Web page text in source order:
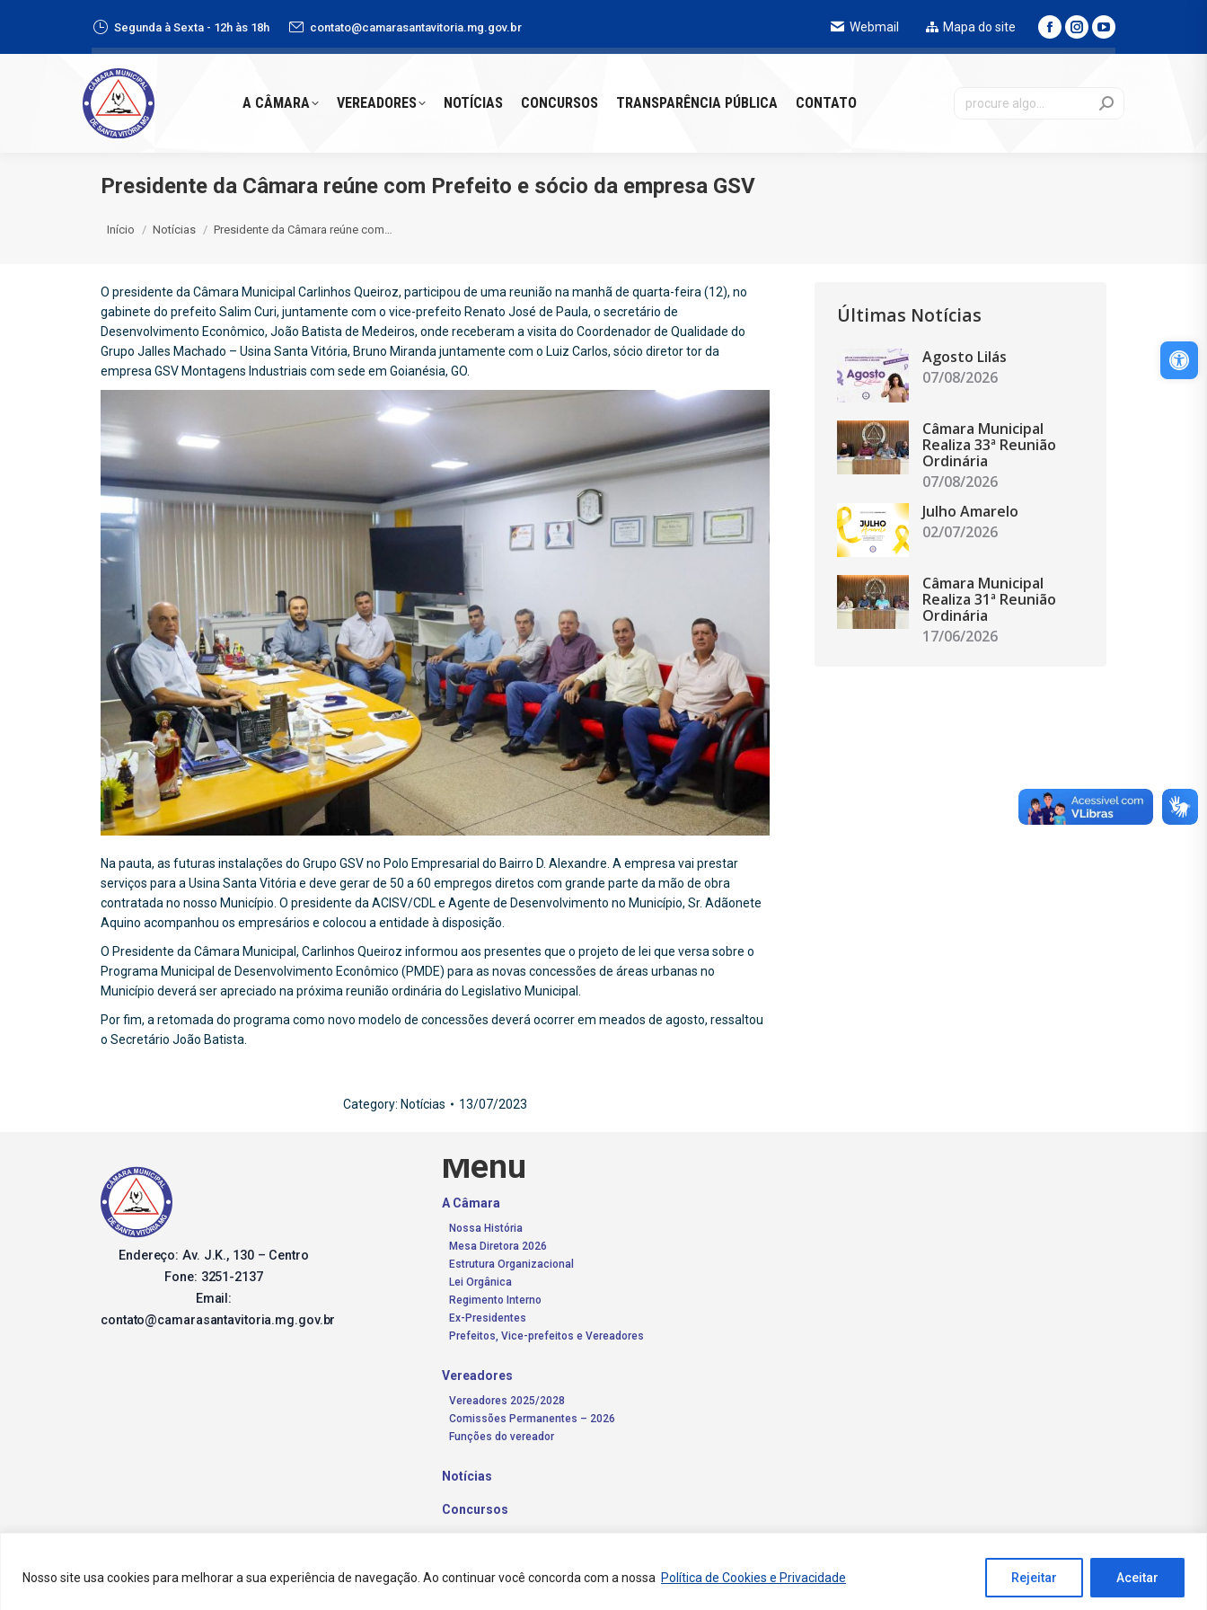
Nosso site usa cookies para melhorar a sua experiência de navegação. Ao continuar você concorda com a nossa Política de Cookies e Privacidade Rejeitar Aceitar
Segunda à Sexta - 12h às 18h contato@camarasantavitoria.mg.gov.br Webmail Mapa do site
A CÂMARA VEREADORES NOTÍCIAS CONCURSOS TRANSPARÊNCIA PÚBLICA CONTATO
Presidente da Câmara reúne com Prefeito e sócio da empresa GSV
Início Notícias Presidente da Câmara reúne com…
O presidente da Câmara Municipal Carlinhos Queiroz, participou de uma reunião na manhã de quarta-feira (12), no
gabinete do prefeito Salim Curi, juntamente com o vice-prefeito Renato José de Paula, o secretário de
Desenvolvimento Econômico, João Batista de Medeiros, onde receberam a visita do Coordenador de Qualidade do
Grupo Jalles Machado – Usina Santa Vitória, Bruno Miranda juntamente com o Luiz Carlos, sócio diretor tor da
empresa GSV Montagens Industriais com sede em Goianésia, GO.
Na pauta, as futuras instalações do Grupo GSV no Polo Empresarial do Bairro D. Alexandre. A empresa vai prestar
serviços para a Usina Santa Vitória e deve gerar de 50 a 60 empregos diretos com grande parte da mão de obra
contratada no nosso Município. O presidente da ACISV/CDL e Agente de Desenvolvimento no Município, Sr. Adãonete
Aquino acompanhou os empresários e colocou a entidade à disposição.
O Presidente da Câmara Municipal, Carlinhos Queiroz informou aos presentes que o projeto de lei que versa sobre o
Programa Municipal de Desenvolvimento Econômico (PMDE) para as novas concessões de áreas urbanas no
Município deverá ser apreciado na próxima reunião ordinária do Legislativo Municipal.
Por fim, a retomada do programa como novo modelo de concessões deverá ocorrer em meados de agosto, ressaltou
o Secretário João Batista.
Category: Notícias 13/07/2023
Últimas Notícias
Agosto Lilás
07/08/2026
Câmara Municipal
Realiza 33ª Reunião
Ordinária
07/08/2026
Julho Amarelo
02/07/2026
Câmara Municipal
Realiza 31ª Reunião
Ordinária
17/06/2026
Endereço: Av. J.K., 130 – Centro
Fone: 3251-2137
Email:
contato@camarasantavitoria.mg.gov.br
Menu
A Câmara
Nossa História
Mesa Diretora 2026
Estrutura Organizacional
Lei Orgânica
Regimento Interno
Ex-Presidentes
Prefeitos, Vice-prefeitos e Vereadores
Vereadores
Vereadores 2025/2028
Comissões Permanentes – 2026
Funções do vereador
Notícias
Concursos
Contato
A CÂMARA VEREADORES NOTÍCIAS CONCURSOS CONTATO